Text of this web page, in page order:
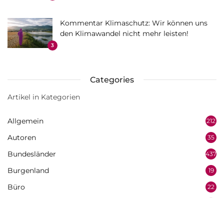
3
Kommentar Klimaschutz: Wir können uns
den Klimawandel nicht mehr leisten!
Categories
Artikel in Kategorien
Allgemein 212
Autoren 35
Bundesländer 437
Burgenland 19
Büro 22